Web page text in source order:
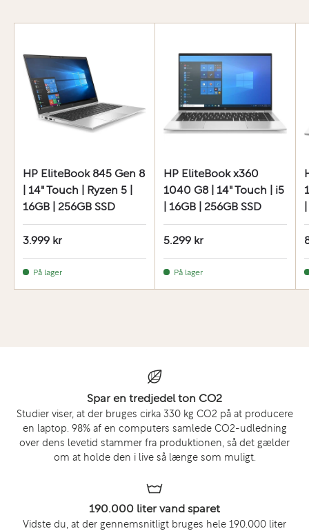
HP EliteBook 845 Gen 8
| 14" Touch | Ryzen 5 |
16GB | 256GB SSD
3.999 kr
På lager
HP EliteBook x360
1040 G8 | 14" Touch | i5
| 16GB | 256GB SSD
5.299 kr
På lager
Spar en tredjedel ton CO2
Studier viser, at der bruges cirka 330 kg CO2 på at producere
en laptop. 98% af en computers samlede CO2-udledning
over dens levetid stammer fra produktionen, så det gælder
om at holde den i live så længe som muligt.
190.000 liter vand sparet
Vidste du, at der gennemsnitligt bruges hele 190.000 liter